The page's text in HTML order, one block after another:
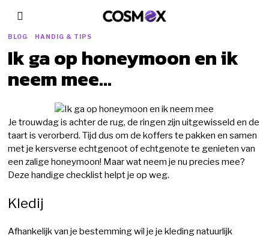
BLOG · HANDIG & TIPS
Ik ga op honeymoon en ik
neem mee…
Je trouwdag is achter de rug, de ringen zijn uitgewisseld en de
taart is verorberd. Tijd dus om de koffers te pakken en samen
met je kersverse echtgenoot of echtgenote te genieten van
een zalige honeymoon! Maar wat neem je nu precies mee?
Deze handige checklist helpt je op weg.
Kledij
Afhankelijk van je bestemming wil je je kleding natuurlijk